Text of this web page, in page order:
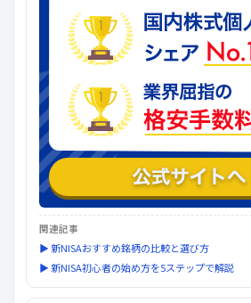
関連記事
▶ 新NISAおすすめ銘柄の比較と選び方
▶ 新NISA初心者の始め方を5ステップで解説